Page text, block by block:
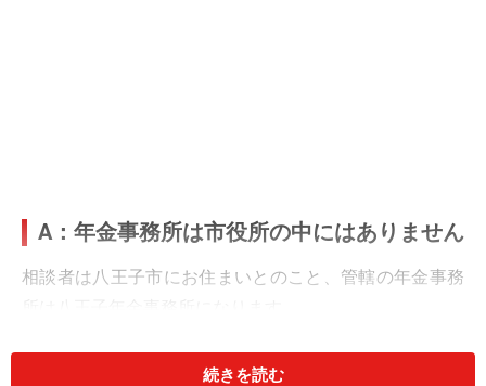
A：年金事務所は市役所の中にはありません
相談者は八王子市にお住まいとのこと、管轄の年金事務
年金に関する相談は、電話（コールセンター）、全国の
続きを読む